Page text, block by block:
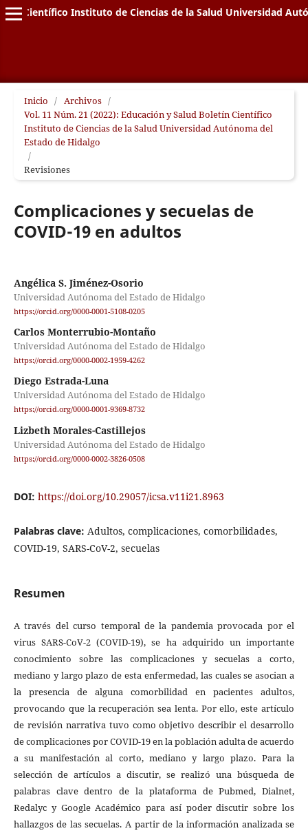
Científico Instituto de Ciencias de la Salud Universidad
Inicio / Archivos /
Vol. 11 Núm. 21 (2022): Educación y Salud Boletín Científico
Instituto de Ciencias de la Salud Universidad Autónoma del
Estado de Hidalgo
/
Revisiones
Complicaciones y secuelas de
COVID-19 en adultos
Angélica S. Jiménez-Osorio
Universidad Autónoma del Estado de Hidalgo
https://orcid.org/0000-0001-5108-0205
Carlos Monterrubio-Montaño
Universidad Autónoma del Estado de Hidalgo
https://orcid.org/0000-0002-1959-4262
Diego Estrada-Luna
Universidad Autónoma del Estado de Hidalgo
https://orcid.org/0000-0001-9369-8732
Lizbeth Morales-Castillejos
Universidad Autónoma del Estado de Hidalgo
https://orcid.org/0000-0002-3826-0508
DOI: https://doi.org/10.29057/icsa.v11i21.8963
Palabras clave: Adultos, complicaciones, comorbilidades,
COVID-19, SARS-CoV-2, secuelas
Resumen
A través del curso temporal de la pandemia provocada por el
virus SARS-CoV-2 (COVID-19), se ha adquirido un importante
conocimiento sobre las complicaciones y secuelas a corto,
mediano y largo plazo de esta enfermedad, las cuales se asocian a
la presencia de alguna comorbilidad en pacientes adultos,
provocando que la recuperación sea lenta. Por ello, este artículo
de revisión narrativa tuvo como objetivo describir el desarrollo
de complicaciones por COVID-19 en la población adulta de acuerdo
a su manifestación al corto, mediano y largo plazo. Para la
selección de artículos a discutir, se realizó una búsqueda de
palabras clave dentro de la plataforma de Pubmed, Dialnet,
Redalyc y Google Académico para así poder discutir sobre los
hallazgos de las secuelas. A partir de la información analizada se